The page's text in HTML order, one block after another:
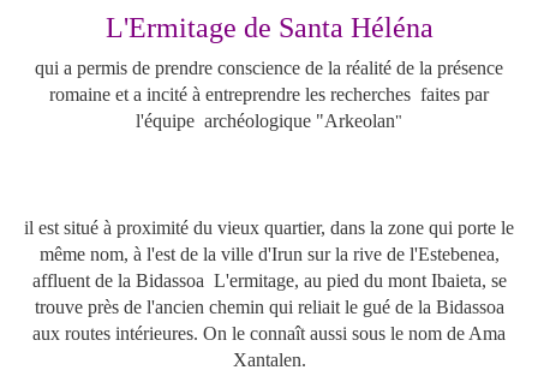
L'Ermitage de Santa Héléna
qui a permis de prendre conscience de la réalité de la présence
romaine et a incité à entreprendre les recherches faites par
l'équipe archéologique "Arkeolan"
il est situé à proximité du vieux quartier, dans la zone qui porte le
même nom, à l'est de la ville d'Irun sur la rive de l'Estebenea,
affluent de la Bidassoa L'ermitage, au pied du mont Ibaieta, se
trouve près de l'ancien chemin qui reliait le gué de la Bidassoa
aux routes intérieures. On le connaît aussi sous le nom de Ama
Xantalen.